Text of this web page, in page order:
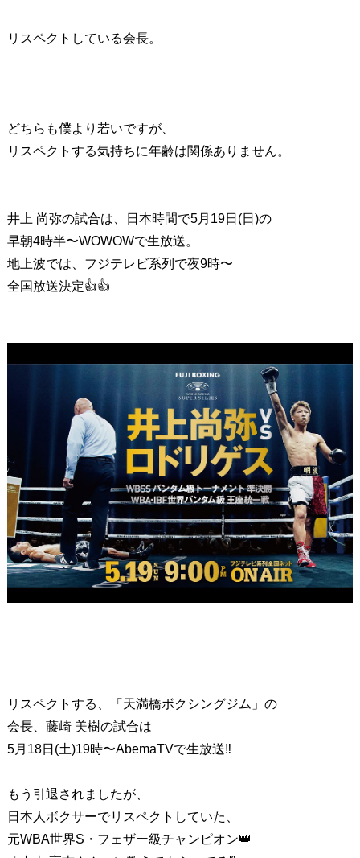
リスペクトしている会長。
どちらも僕より若いですが、
リスペクトする気持ちに年齢は関係ありません。
井上 尚弥の試合は、日本時間で5月19日(日)の
早朝4時半〜WOWOWで生放送。
地上波では、フジテレビ系列で夜9時〜
全国放送決定👍👍
リスペクトする、「天満橋ボクシングジム」の
会長、藤崎 美樹の試合は
5月18日(土)19時〜AbemaTVで生放送‼
もう引退されましたが、
日本人ボクサーでリスペクトしていた、
元WBA世界S・フェザー級チャンピオン👑